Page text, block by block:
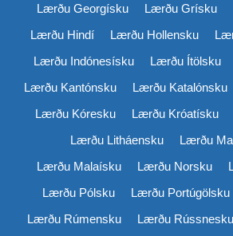
Lærðu Georgísku
Lærðu Grísku
Lærðu Hindí
Lærðu Hollensku
Lærðu Indónesísku
Lærðu Ítölsku
Lærðu Kantónsku
Lærðu Katalónsku
Lærðu Kóresku
Lærðu Króatísku
Lærðu Litháensku
Lærðu
Lærðu Malaísku
Lærðu Norsku
Lærðu Pólsku
Lærðu Portúgölsku
Lærðu Rúmensku
Lærðu Rússnesku